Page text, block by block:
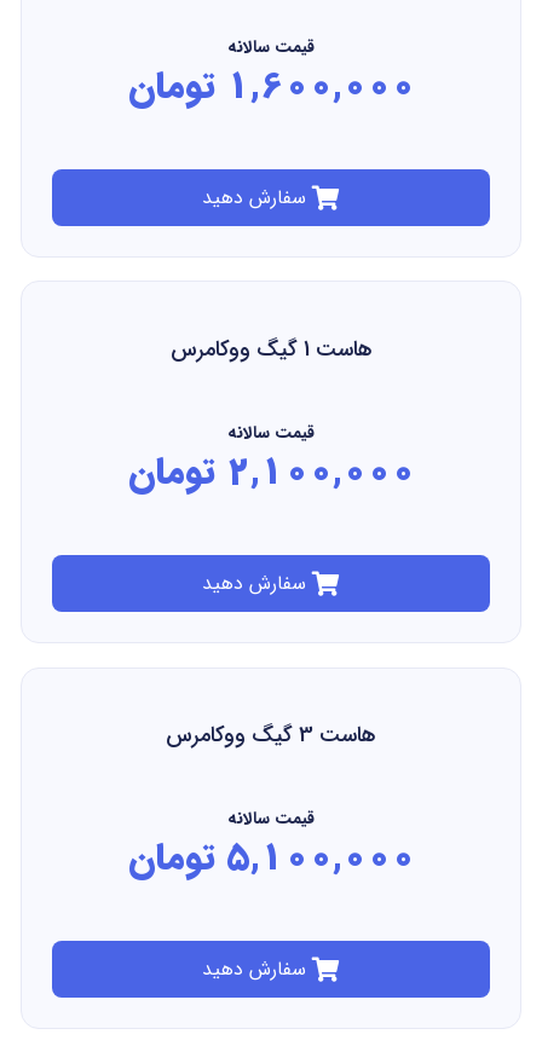
قیمت سالانه
1,600,000 تومان
سفارش دهید
قیمت سالانه
2,100,000 تومان
سفارش دهید
قیمت سالانه
5,100,000 تومان
سفارش دهید